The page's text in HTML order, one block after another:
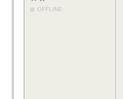
OFFLINE